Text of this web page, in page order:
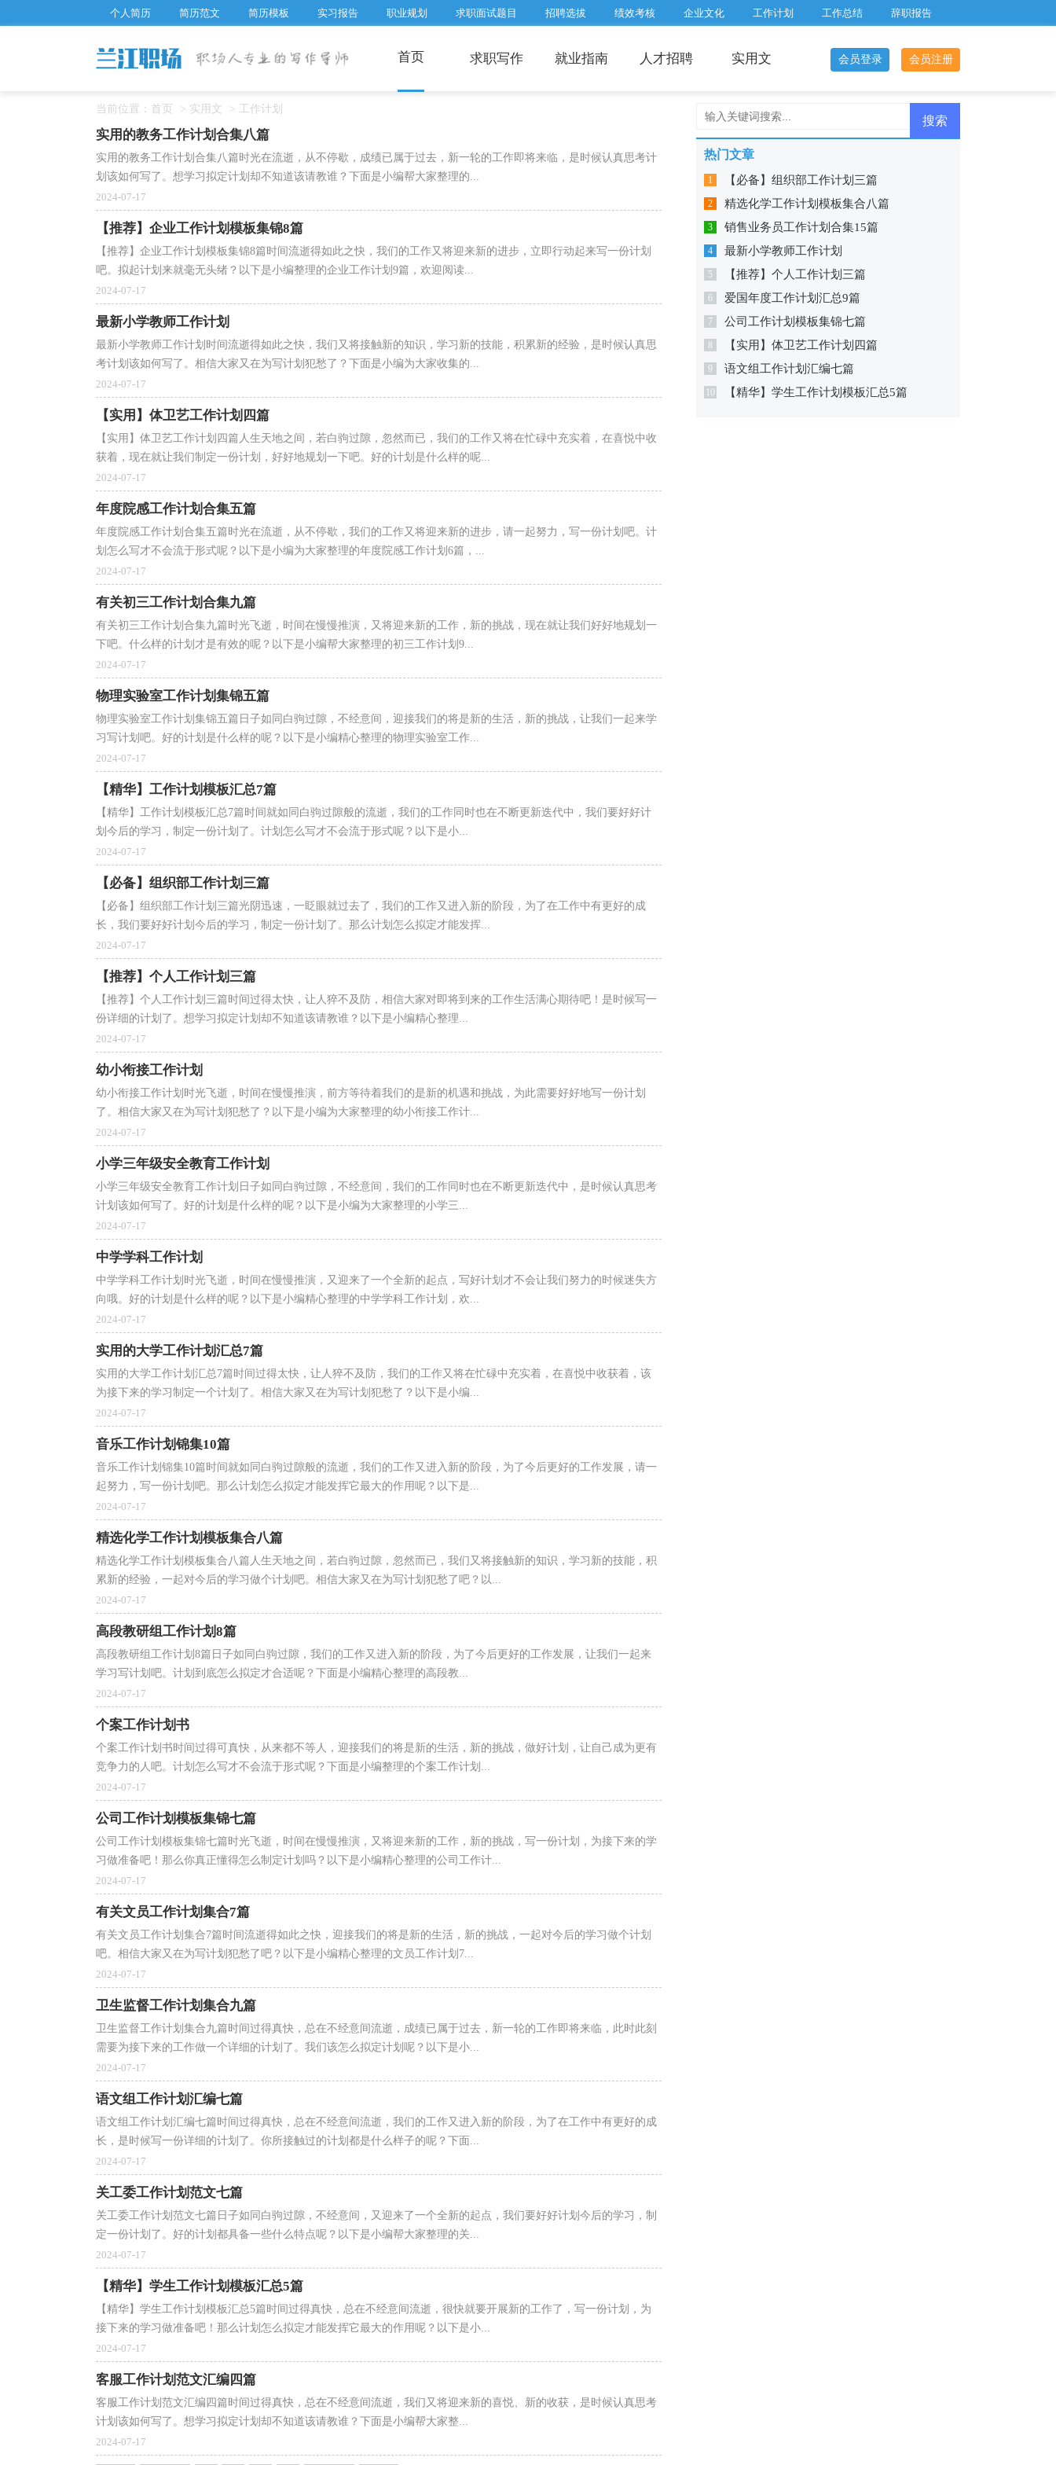
个人简历 简历范文 简历模板 实习报告 职业规划 求职面试题目 招聘选拔 绩效考核 企业文化 工作计划 工作总结 辞职报告
首页 求职写作 就业指南 人才招聘 实用文 会员登录 会员注册
当前位置： 首页 > 实用文 > 工作计划
实用的教务工作计划合集八篇
实用的教务工作计划合集八篇时光在流逝，从不停歇，成绩已属于过去，新一轮的工作即将来临，是时候认真思考计
划该如何写了。想学习拟定计划却不知道该请教谁？下面是小编帮大家整理的...
2024-07-17
【推荐】企业工作计划模板集锦8篇
【推荐】企业工作计划模板集锦8篇时间流逝得如此之快，我们的工作又将迎来新的进步，立即行动起来写一份计划
吧。拟起计划来就毫无头绪？以下是小编整理的企业工作计划9篇，欢迎阅读...
2024-07-17
最新小学教师工作计划
最新小学教师工作计划时间流逝得如此之快，我们又将接触新的知识，学习新的技能，积累新的经验，是时候认真思
考计划该如何写了。相信大家又在为写计划犯愁了？下面是小编为大家收集的...
2024-07-17
【实用】体卫艺工作计划四篇
【实用】体卫艺工作计划四篇人生天地之间，若白驹过隙，忽然而已，我们的工作又将在忙碌中充实着，在喜悦中收
获着，现在就让我们制定一份计划，好好地规划一下吧。好的计划是什么样的呢...
2024-07-17
年度院感工作计划合集五篇
年度院感工作计划合集五篇时光在流逝，从不停歇，我们的工作又将迎来新的进步，请一起努力，写一份计划吧。计
划怎么写才不会流于形式呢？以下是小编为大家整理的年度院感工作计划6篇，...
2024-07-17
有关初三工作计划合集九篇
有关初三工作计划合集九篇时光飞逝，时间在慢慢推演，又将迎来新的工作，新的挑战，现在就让我们好好地规划一
下吧。什么样的计划才是有效的呢？以下是小编帮大家整理的初三工作计划9...
2024-07-17
物理实验室工作计划集锦五篇
物理实验室工作计划集锦五篇日子如同白驹过隙，不经意间，迎接我们的将是新的生活，新的挑战，让我们一起来学
习写计划吧。好的计划是什么样的呢？以下是小编精心整理的物理实验室工作...
2024-07-17
【精华】工作计划模板汇总7篇
【精华】工作计划模板汇总7篇时间就如同白驹过隙般的流逝，我们的工作同时也在不断更新迭代中，我们要好好计
划今后的学习，制定一份计划了。计划怎么写才不会流于形式呢？以下是小...
2024-07-17
【必备】组织部工作计划三篇
【必备】组织部工作计划三篇光阴迅速，一眨眼就过去了，我们的工作又进入新的阶段，为了在工作中有更好的成
长，我们要好好计划今后的学习，制定一份计划了。那么计划怎么拟定才能发挥...
2024-07-17
【推荐】个人工作计划三篇
【推荐】个人工作计划三篇时间过得太快，让人猝不及防，相信大家对即将到来的工作生活满心期待吧！是时候写一
份详细的计划了。想学习拟定计划却不知道该请教谁？以下是小编精心整理...
2024-07-17
幼小衔接工作计划
幼小衔接工作计划时光飞逝，时间在慢慢推演，前方等待着我们的是新的机遇和挑战，为此需要好好地写一份计划
了。相信大家又在为写计划犯愁了？以下是小编为大家整理的幼小衔接工作计...
2024-07-17
小学三年级安全教育工作计划
小学三年级安全教育工作计划日子如同白驹过隙，不经意间，我们的工作同时也在不断更新迭代中，是时候认真思考
计划该如何写了。好的计划是什么样的呢？以下是小编为大家整理的小学三...
2024-07-17
中学学科工作计划
中学学科工作计划时光飞逝，时间在慢慢推演，又迎来了一个全新的起点，写好计划才不会让我们努力的时候迷失方
向哦。好的计划是什么样的呢？以下是小编精心整理的中学学科工作计划，欢...
2024-07-17
实用的大学工作计划汇总7篇
实用的大学工作计划汇总7篇时间过得太快，让人猝不及防，我们的工作又将在忙碌中充实着，在喜悦中收获着，该
为接下来的学习制定一个计划了。相信大家又在为写计划犯愁了？以下是小编...
2024-07-17
音乐工作计划锦集10篇
音乐工作计划锦集10篇时间就如同白驹过隙般的流逝，我们的工作又进入新的阶段，为了今后更好的工作发展，请一
起努力，写一份计划吧。那么计划怎么拟定才能发挥它最大的作用呢？以下是...
2024-07-17
精选化学工作计划模板集合八篇
精选化学工作计划模板集合八篇人生天地之间，若白驹过隙，忽然而已，我们又将接触新的知识，学习新的技能，积
累新的经验，一起对今后的学习做个计划吧。相信大家又在为写计划犯愁了吧？以...
2024-07-17
高段教研组工作计划8篇
高段教研组工作计划8篇日子如同白驹过隙，我们的工作又进入新的阶段，为了今后更好的工作发展，让我们一起来
学习写计划吧。计划到底怎么拟定才合适呢？下面是小编精心整理的高段教...
2024-07-17
个案工作计划书
个案工作计划书时间过得可真快，从来都不等人，迎接我们的将是新的生活，新的挑战，做好计划，让自己成为更有
竞争力的人吧。计划怎么写才不会流于形式呢？下面是小编整理的个案工作计划...
2024-07-17
公司工作计划模板集锦七篇
公司工作计划模板集锦七篇时光飞逝，时间在慢慢推演，又将迎来新的工作，新的挑战，写一份计划，为接下来的学
习做准备吧！那么你真正懂得怎么制定计划吗？以下是小编精心整理的公司工作计...
2024-07-17
有关文员工作计划集合7篇
有关文员工作计划集合7篇时间流逝得如此之快，迎接我们的将是新的生活，新的挑战，一起对今后的学习做个计划
吧。相信大家又在为写计划犯愁了吧？以下是小编精心整理的文员工作计划7...
2024-07-17
卫生监督工作计划集合九篇
卫生监督工作计划集合九篇时间过得真快，总在不经意间流逝，成绩已属于过去，新一轮的工作即将来临，此时此刻
需要为接下来的工作做一个详细的计划了。我们该怎么拟定计划呢？以下是小...
2024-07-17
语文组工作计划汇编七篇
语文组工作计划汇编七篇时间过得真快，总在不经意间流逝，我们的工作又进入新的阶段，为了在工作中有更好的成
长，是时候写一份详细的计划了。你所接触过的计划都是什么样子的呢？下面...
2024-07-17
关工委工作计划范文七篇
关工委工作计划范文七篇日子如同白驹过隙，不经意间，又迎来了一个全新的起点，我们要好好计划今后的学习，制
定一份计划了。好的计划都具备一些什么特点呢？以下是小编帮大家整理的关...
2024-07-17
【精华】学生工作计划模板汇总5篇
【精华】学生工作计划模板汇总5篇时间过得真快，总在不经意间流逝，很快就要开展新的工作了，写一份计划，为
接下来的学习做准备吧！那么计划怎么拟定才能发挥它最大的作用呢？以下是小...
2024-07-17
客服工作计划范文汇编四篇
客服工作计划范文汇编四篇时间过得真快，总在不经意间流逝，我们又将迎来新的喜悦、新的收获，是时候认真思考
计划该如何写了。想学习拟定计划却不知道该请教谁？下面是小编帮大家整...
2024-07-17
热门文章
1 【必备】组织部工作计划三篇
2 精选化学工作计划模板集合八篇
3 销售业务员工作计划合集15篇
4 最新小学教师工作计划
5 【推荐】个人工作计划三篇
6 爱国年度工作计划汇总9篇
7 公司工作计划模板集锦七篇
8 【实用】体卫艺工作计划四篇
9 语文组工作计划汇编七篇
10 【精华】学生工作计划模板汇总5篇